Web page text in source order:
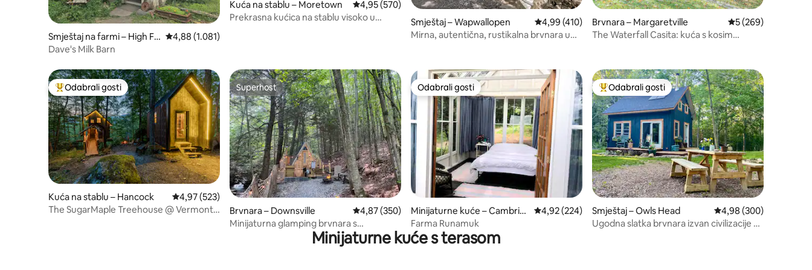
Smještaj na farmi – High Fal
ls
Prosječna ocjena: 4,88/5, recenzija: 1.081
4,88 (1.081)
Dave's Milk Barn
Kuća na stablu – Moretown Prosječna ocjena: 4,95/5, recenzija: 570
4,95 (570)
Prekrasna kućica na stablu visoko u
Smještaj – Wapwallopen Prosječna ocjena: 4,99/5, recenzija: 410
4,99 (410)
Mirna, autentična, rustikalna brvnara u
Brvnara – Margaretville Prosječna ocjena:
5 (269)
The Waterfall Casita: kuća s kosim
Među najviše rangiranima s oznakom „Odabrali gosti”
Odabrali gosti
Kuća na stablu – Hancock Prosječna ocjena: 4,97/5, recenzija: 523
4,97 (523)
The SugarMaple Treehouse @ Vermont
Superhost
Superhost
Brvnara – Downsville Prosječna ocjena: 4,87/5, recenzija: 350
4,87 (350)
Minijaturna glamping brvnara s
masažnom kadom s mineralnim izvorom
Odabrali gosti
Odabrali gosti
Minijaturne kuće – Cambrid
ge
Prosječna ocjena: 4,92/5, recenzija: 224
4,92 (224)
Farma Runamuk
Među najviše rangiranima s oznakom „Odabrali gosti”
Odabrali gosti
Smještaj – Owls Head Prosječna ocjena:
4,98 (300)
Ugodna slatka brvnara izvan civilizacije u
Minijaturne kuće s terasom